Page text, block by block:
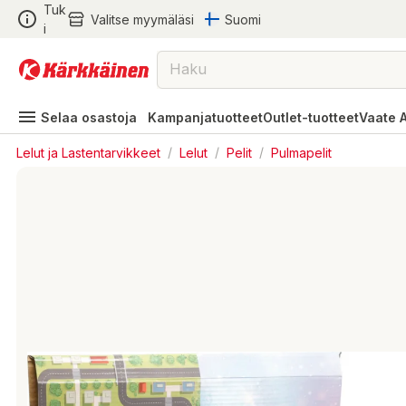
Tuk
i
Valitse myymäläsi Suomi
Selaa osastoja KampanjatuotteetOutlet-tuotteetVaate
Lelut ja Lastentarvikkeet / Lelut / Pelit / Pulmapelit